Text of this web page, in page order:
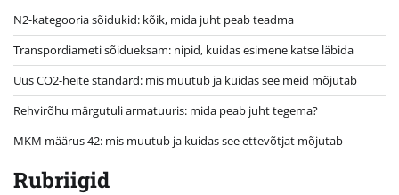
N2-kategooria sõidukid: kõik, mida juht peab teadma
Transpordiameti sõidueksam: nipid, kuidas esimene katse läbida
Uus CO2-heite standard: mis muutub ja kuidas see meid mõjutab
Rehvirõhu märgutuli armatuuris: mida peab juht tegema?
MKM määrus 42: mis muutub ja kuidas see ettevõtjat mõjutab
Rubriigid